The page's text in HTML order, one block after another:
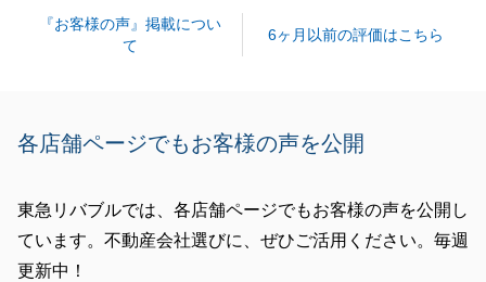
『お客様の声』掲載につい
て
6ヶ月以前の評価はこちら
各店舗ページでもお客様の声を公開
東急リバブルでは、各店舗ページでもお客様の声を公開し
ています。不動産会社選びに、ぜひご活用ください。毎週
更新中！